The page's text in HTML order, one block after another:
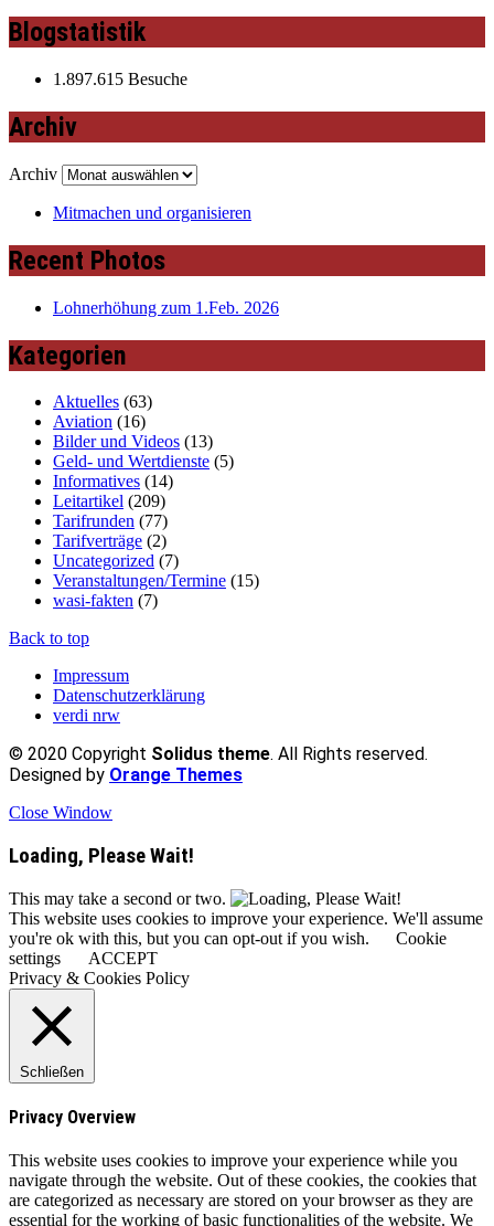
Blogstatistik
1.897.615 Besuche
Archiv
Archiv
Mitmachen und organisieren
Recent Photos
Lohnerhöhung zum 1.Feb. 2026
Kategorien
Aktuelles (63)
Aviation (16)
Bilder und Videos (13)
Geld- und Wertdienste (5)
Informatives (14)
Leitartikel (209)
Tarifrunden (77)
Tarifverträge (2)
Uncategorized (7)
Veranstaltungen/Termine (15)
wasi-fakten (7)
Back to top
Impressum
Datenschutzerklärung
verdi nrw
© 2020 Copyright Solidus theme. All Rights reserved.
Designed by Orange Themes
Close Window
Loading, Please Wait!
This may take a second or two.
This website uses cookies to improve your experience. We'll assume
you're ok with this, but you can opt-out if you wish.
Cookie
settings
ACCEPT
Privacy & Cookies Policy
Schließen
Privacy Overview
This website uses cookies to improve your experience while you
navigate through the website. Out of these cookies, the cookies that
are categorized as necessary are stored on your browser as they are
essential for the working of basic functionalities of the website. We